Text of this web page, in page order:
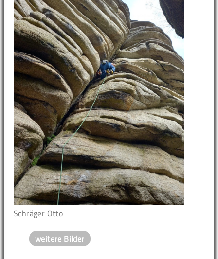
Schräger Otto
weitere Bilder